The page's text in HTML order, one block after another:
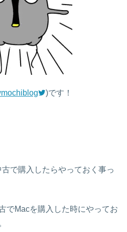
)です！
で購入したらやっておく事っ
でMacを購入した時にやってお